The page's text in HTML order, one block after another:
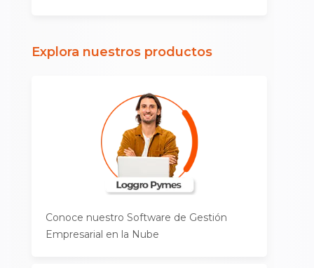
Explora nuestros productos
Conoce nuestro Software de Gestión
Empresarial en la Nube